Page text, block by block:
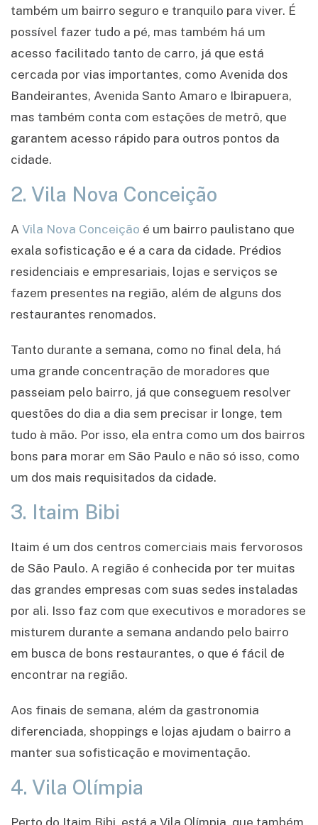
também um bairro seguro e tranquilo para viver. É
possível fazer tudo a pé, mas também há um
acesso facilitado tanto de carro, já que está
cercada por vias importantes, como Avenida dos
Bandeirantes, Avenida Santo Amaro e Ibirapuera,
mas também conta com estações de metrô, que
garantem acesso rápido para outros pontos da
cidade.
2. Vila Nova Conceição
A Vila Nova Conceição é um bairro paulistano que
exala sofisticação e é a cara da cidade. Prédios
residenciais e empresariais, lojas e serviços se
fazem presentes na região, além de alguns dos
restaurantes renomados.
Tanto durante a semana, como no final dela, há
uma grande concentração de moradores que
passeiam pelo bairro, já que conseguem resolver
questões do dia a dia sem precisar ir longe, tem
tudo à mão. Por isso, ela entra como um dos bairros
bons para morar em São Paulo e não só isso, como
um dos mais requisitados da cidade.
3. Itaim Bibi
Itaim é um dos centros comerciais mais fervorosos
de São Paulo. A região é conhecida por ter muitas
das grandes empresas com suas sedes instaladas
por ali. Isso faz com que executivos e moradores se
misturem durante a semana andando pelo bairro
em busca de bons restaurantes, o que é fácil de
encontrar na região.
Aos finais de semana, além da gastronomia
diferenciada, shoppings e lojas ajudam o bairro a
manter sua sofisticação e movimentação.
4. Vila Olímpia
Perto do Itaim Bibi, está a Vila Olímpia, que também